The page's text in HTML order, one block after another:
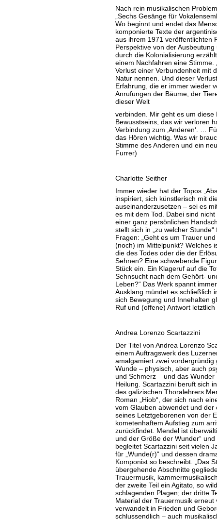
Nach rein musikalischen
„Sechs Gesänge für
Wo beginnt und endet das
komponierte Texte der
aus ihrem 1971 veröffentlichten
Perspektive von der
durch die Kolonialisierung
einem Nachfahren eine Stimme.
Verlust einer Verbundenheit mit
Natur nennen. Und dieser
Erfahrung, die er immer wieder
Anrufungen der Bäume, der
dieser Welt
verbinden. Mir geht es um diese
Bewusstseins, das wir verloren
Verbindung zum ‚Anderen‘. …
das Hören wichtig. Was wir
Stimme des Anderen und ein
Furrer)
Charlotte Seither
Immer wieder hat der Topos
inspiriert, sich künstlerisch mit
auseinanderzusetzen – sei es
es mit dem Tod. Dabei sind
einer ganz persönlichen
stellt sich in „zu welcher
Fragen: „Geht es um Trauer
(noch) im Mittelpunkt? Welches
die des Todes oder die der
Sehnen? Eine schwebende
Stück ein. Ein Klageruf auf die
Sehnsucht nach dem Gehört-
Leben?“ Das Werk spannt
Ausklang mündet es schließlich
sich Bewegung und Innehalten
Ruf und (offene) Antwort letztlich
Andrea Lorenzo Scartazzini
Der Titel von Andrea Lorenzo
einem Auftragswerk des
amalgamiert zwei vordergründig
Wunde – physisch, aber auch
und Schmerz – und das
Heilung. Scartazzini beruft sich
des galizischen Thoralehrers
Roman „Hiob“, der sich nach
vom Glauben abwendet und
seines Letztgeborenen von der
kometenhaftem Aufstieg zum
zurückfindet. Mendel ist
und der Größe der Wunder“
begleitet Scartazzini seit vielen
für „Wunde(r)“ und dessen
Komponist so beschreibt: „Das
übergehende Abschnitte
Trauermusik,
der zweite Teil ein Agitato, so
schlagenden Plagen; der dritte
Material der Trauermusik
verwandelt in Frieden und
schlussendlich – auch